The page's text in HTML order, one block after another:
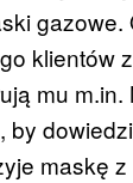
gazowe.
klientów
mu
by
maskę